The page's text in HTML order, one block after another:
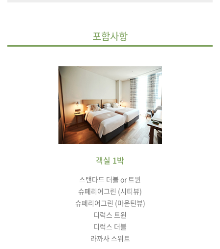
포함사항
객실 1박
스탠다드 더블 or 트윈
슈페리어그린 (시티뷰)
슈페리어그린 (마운틴뷰)
디럭스 트윈
디럭스 더블
라까사 스위트